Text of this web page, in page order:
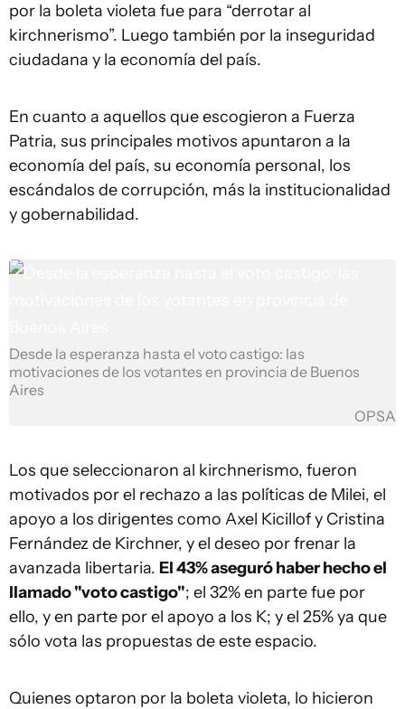
por la boleta violeta fue para “derrotar al
kirchnerismo”. Luego también por la inseguridad
ciudadana y la economía del país.
En cuanto a aquellos que escogieron a Fuerza
Patria, sus principales motivos apuntaron a la
economía del país, su economía personal, los
escándalos de corrupción, más la institucionalidad
y gobernabilidad.
Desde la esperanza hasta el voto castigo: las
motivaciones de los votantes en provincia de Buenos
Aires
OPSA
Los que seleccionaron al kirchnerismo, fueron
motivados por el rechazo a las políticas de Milei, el
apoyo a los dirigentes como Axel Kicillof y Cristina
Fernández de Kirchner, y el deseo por frenar la
avanzada libertaria. El 43% aseguró haber hecho el
llamado "voto castigo"; el 32% en parte fue por
ello, y en parte por el apoyo a los K; y el 25% ya que
sólo vota las propuestas de este espacio.
Quienes optaron por la boleta violeta, lo hicieron